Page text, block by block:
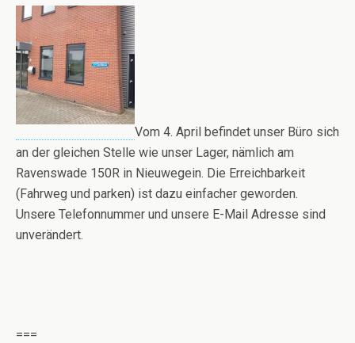
Vom 4. April befindet unser Büro sich
an der gleichen Stelle wie unser Lager, nämlich am
Ravenswade 150R in Nieuwegein. Die Erreichbarkeit
(Fahrweg und parken) ist dazu einfacher geworden.
Unsere Telefonnummer und unsere E-Mail Adresse sind
unverändert.
===